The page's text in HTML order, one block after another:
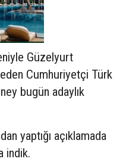
Güzelyurt
Cumhuriyetçi Türk
bugün adaylık
yaptığı açıklamada
indik.